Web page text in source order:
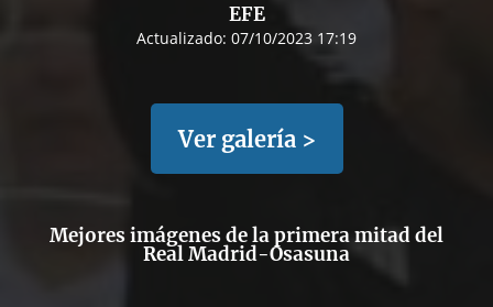
EFE
Actualizado: 07/10/2023 17:19
Ver galería >
Mejores imágenes de la primera mitad del
Real Madrid-Osasuna